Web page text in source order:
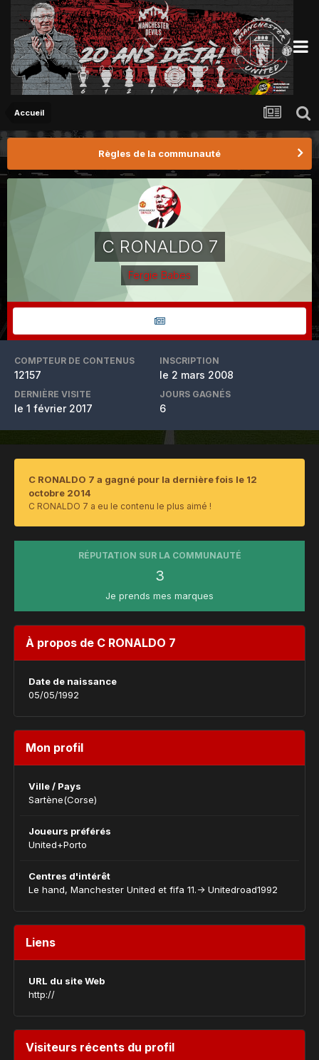
Accueil
Règles de la communauté
C RONALDO 7
Fergie Babes
COMPTEUR DE CONTENUS
12157
INSCRIPTION
le 2 mars 2008
DERNIÈRE VISITE
le 1 février 2017
JOURS GAGNÉS
6
C RONALDO 7 a gagné pour la dernière fois le 12
octobre 2014
C RONALDO 7 a eu le contenu le plus aimé !
RÉPUTATION SUR LA COMMUNAUTÉ
3
Je prends mes marques
À propos de C RONALDO 7
Date de naissance
05/05/1992
Mon profil
Ville / Pays
Sartène(Corse)
Joueurs préférés
United+Porto
Centres d'intérêt
Le hand, Manchester United et fifa 11.-> Unitedroad1992
Liens
URL du site Web
http://
Visiteurs récents du profil